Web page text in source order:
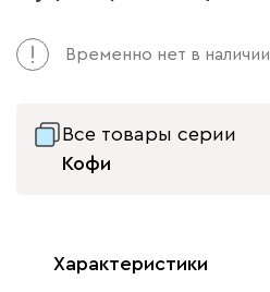
Временно нет в наличии
Все товары серии
Кофи
Характеристики